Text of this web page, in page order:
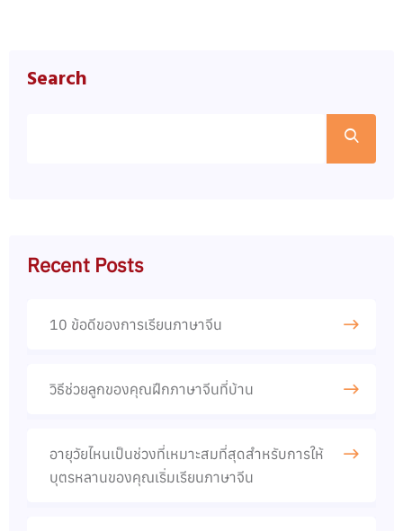
Search
Recent Posts
10 ข้อดีของการเรียนภาษาจีน​
วิธีช่วยลูกของคุณฝึกภาษาจีนที่บ้าน​
อายุวัยไหนเป็นช่วงที่เหมาะสมที่สุดสำหรับการให้
บุตรหลานของคุณเริ่มเรียนภาษาจีน